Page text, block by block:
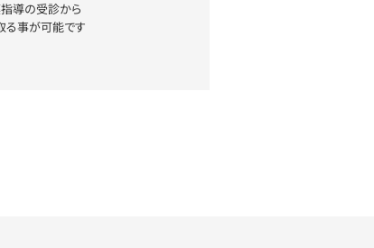
指導の受診から
る事が可能です